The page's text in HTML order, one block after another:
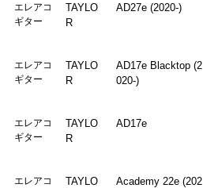
エレアコ
ギター
TAYLO
R
AD27e (2020-)
エレアコ
ギター
TAYLO
R
AD17e Blacktop (2
020-)
エレアコ
ギター
TAYLO
R
AD17e
エレアコ
TAYLO
Academy 22e (202